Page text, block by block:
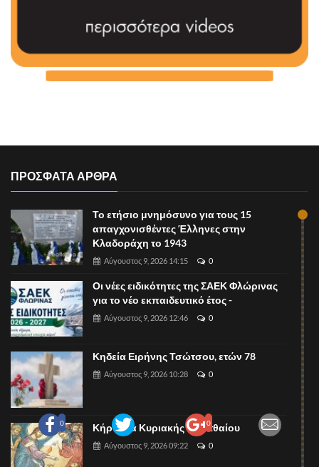
0 0
ΠΡΟΣΦΑΤΑ ΑΡΘΡΑ
Το ετήσιο μνημόσυνο για τους 15
απαγχονισθέντες Έλληνες στην
Κλαδοράχη το 1943
Αύγουστος 9, 2026 14:15 0
Οι νέες ειδικότητες της ΣΑΕΚ Φλώρινας
για το νέο εκπαιδευτικό έτος -
Αύγουστος 9, 2026 12:46 0
Κηδεία Ειρήνης Τσώτσου, ετών 78
Αύγουστος 9, 2026 10:28 0
Κήρυγμα Κυριακής Ι' Ματθαίου
Αύγουστος 9, 2026 09:22 0